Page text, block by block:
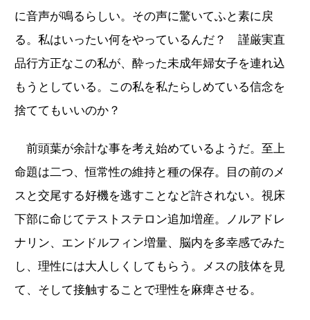
に音声が鳴るらしい。その声に驚いてふと素に戻
る。私はいったい何をやっているんだ？ 謹厳実直
品行方正なこの私が、酔った未成年婦女子を連れ込
もうとしている。この私を私たらしめている信念を
捨ててもいいのか？
前頭葉が余計な事を考え始めているようだ。至上
命題は二つ、恒常性の維持と種の保存。目の前のメ
スと交尾する好機を逃すことなど許されない。視床
下部に命じてテストステロン追加増産。ノルアドレ
ナリン、エンドルフィン増量、脳内を多幸感でみた
し、理性には大人しくしてもらう。メスの肢体を見
て、そして接触することで理性を麻痺させる。